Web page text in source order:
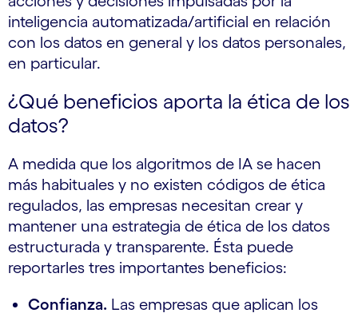
inteligencia automatizada/artificial en relación
con los datos en general y los datos personales,
en particular.
¿Qué beneficios aporta la ética de los
datos?
A medida que los algoritmos de IA se hacen
más habituales y no existen códigos de ética
regulados, las empresas necesitan crear y
mantener una estrategia de ética de los datos
estructurada y transparente. Ésta puede
reportarles tres importantes beneficios:
Confianza. Las empresas que aplican los